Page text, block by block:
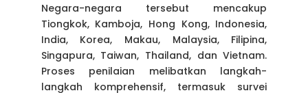
Negara-negara tersebut mencakup
Tiongkok, Kamboja, Hong Kong, Indonesia,
India, Korea, Makau, Malaysia, Filipina,
Singapura, Taiwan, Thailand, dan Vietnam.
Proses penilaian melibatkan langkah-
langkah komprehensif, termasuk survei